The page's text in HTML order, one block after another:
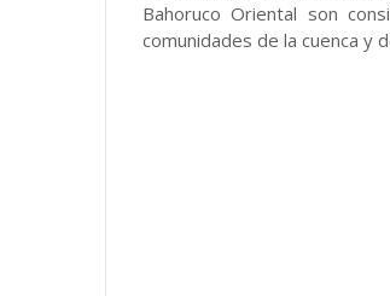
Bahoruco Oriental son
comunidades de la cuenca y